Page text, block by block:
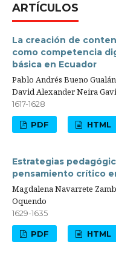
ARTÍCULOS
La creación de
como competencia
básica en Ecuador
Pablo Andrés Bueno
David Alexander Neira
1617-1628
PDF HTML
Estrategias
pensamiento crítico
Magdalena Navarrete
Oquendo
1629-1635
PDF HTML